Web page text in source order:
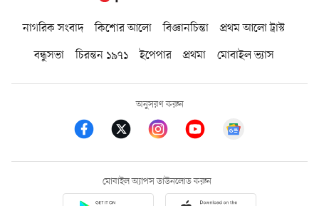
নাগরিক সংবাদ কিশোর আলো বিজ্ঞানচিন্তা
প্রথম আলো ট্রাস্ট
বন্ধুসভা
চিরন্তন ১৯৭১ ইপেপার প্রথমা মোবাইল ভ্যাস
অনুসরণ করুন
মোবাইল অ্যাপস ডাউনলোড করুন